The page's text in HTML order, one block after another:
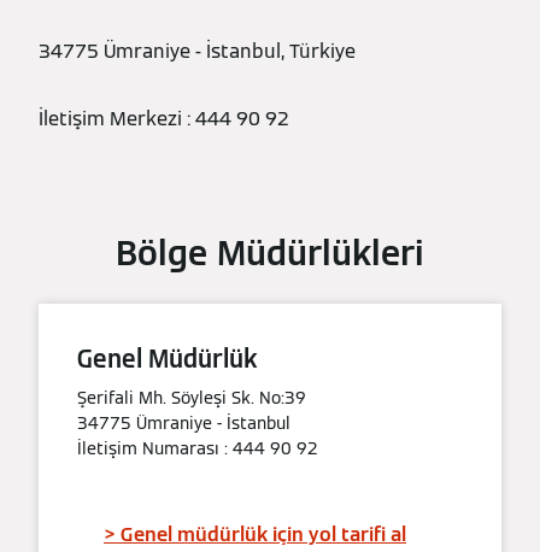
34775 Ümraniye - İstanbul, Türkiye
İletişim Merkezi : 444 90 92
Bölge Müdürlükleri
Genel Müdürlük
Şerifali Mh. Söyleşi Sk. No:39
34775 Ümraniye - İstanbul
İletişim Numarası : 444 90 92
> Genel müdürlük için yol tarifi al